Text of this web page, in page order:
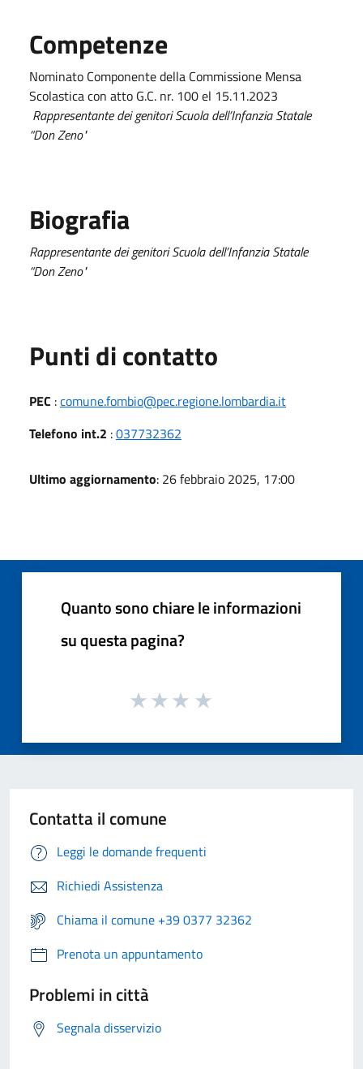
Competenze
Nominato Componente della Commissione Mensa
Scolastica con atto G.C. nr. 100 el 15.11.2023
Rappresentante dei genitoriScuola dell’Infanzia Statale
“Don Zeno"
Biografia
Rappresentante dei genitoriScuola dell’Infanzia Statale
“Don Zeno"
Punti di contatto
PEC :comune.fombio@pec.regione.lombardia.it
Telefono int.2 :037732362
Ultimo aggiornamento: 26 febbraio 2025, 17:00
Quanto sono chiare le informazioni
su questa pagina?
Contatta il comune
Leggi le domande frequenti
Richiedi Assistenza
Chiama il comune +39 0377 32362
Prenota un appuntamento
Problemi in città
Segnala disservizio